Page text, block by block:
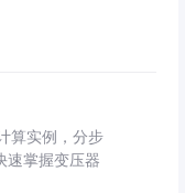
算实例，分步
速掌握变压器